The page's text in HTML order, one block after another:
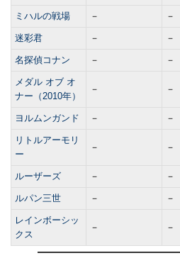
ミハルの戦場 － －
迷彩君 － －
名探偵コナン － －
メダル オブ オ
ナー（2010年）
－ －
ヨルムンガンド － －
リトルアーモリ
ー
－ －
ルーザーズ － －
ルパン三世 － －
レインボーシッ
クス
－ －